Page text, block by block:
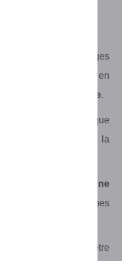
quantité d’images
d’envergure tout en
d’un graphiste.
pour chaque
et la
haute qualité et d’une
des algorithmes
limite!
L’IA peut être